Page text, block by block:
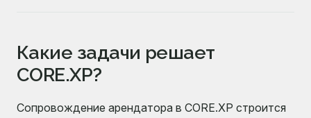
Какие задачи решает
CORE.XP?
Сопровождение арендатора в CORE.XP строится